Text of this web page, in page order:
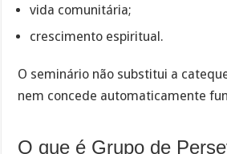
vida comunitária;
crescimento espiritual.
O seminário não substitui a
nem concede automaticamente
O que é Grupo de